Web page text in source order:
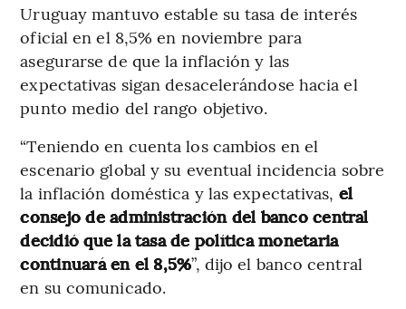
Uruguay mantuvo estable su tasa de interés
oficial en el 8,5% en noviembre para
asegurarse de que la inflación y las
expectativas sigan desacelerándose hacia el
punto medio del rango objetivo.
“Teniendo en cuenta los cambios en el
escenario global y su eventual incidencia sobre
la inflación doméstica y las expectativas, el
consejo de administración del banco central
decidió que la tasa de política monetaria
continuará en el 8,5%”, dijo el banco central
en su comunicado.